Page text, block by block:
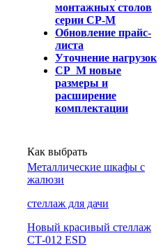
монтажных столов
серии СР-М
Обновление прайс-
листа
Уточнение нагрузок
СР_М новые
размеры и
расширение
комплектации
Как выбрать
Металлические шкафы с
жалюзи
cтеллаж для дачи
Новый красивый стеллаж
СТ-012 ESD